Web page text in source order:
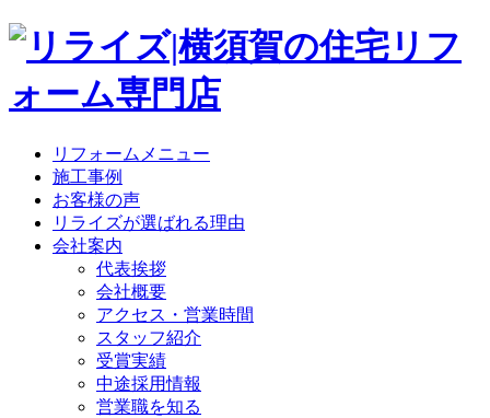
リフォームメニュー
施工事例
お客様の声
リライズが選ばれる理由
会社案内
代表挨拶
会社概要
アクセス・営業時間
スタッフ紹介
受賞実績
中途採用情報
営業職を知る